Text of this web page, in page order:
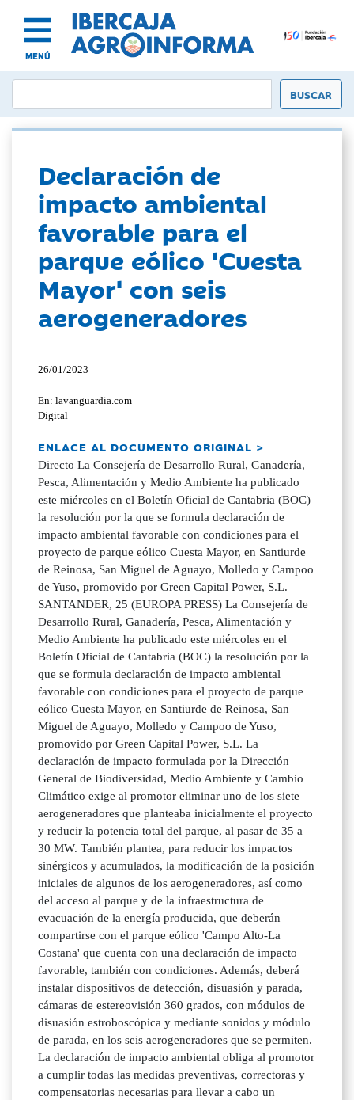
MENÚ
Declaración de
impacto ambiental
favorable para el
parque eólico 'Cuesta
Mayor' con seis
aerogeneradores
26/01/2023
En: lavanguardia.com
Digital
ENLACE AL DOCUMENTO ORIGINAL >
Directo La Consejería de Desarrollo Rural, Ganadería,
Pesca, Alimentación y Medio Ambiente ha publicado
este miércoles en el Boletín Oficial de Cantabria (BOC)
la resolución por la que se formula declaración de
impacto ambiental favorable con condiciones para el
proyecto de parque eólico Cuesta Mayor, en Santiurde
de Reinosa, San Miguel de Aguayo, Molledo y Campoo
de Yuso, promovido por Green Capital Power, S.L.
SANTANDER, 25 (EUROPA PRESS) La Consejería de
Desarrollo Rural, Ganadería, Pesca, Alimentación y
Medio Ambiente ha publicado este miércoles en el
Boletín Oficial de Cantabria (BOC) la resolución por la
que se formula declaración de impacto ambiental
favorable con condiciones para el proyecto de parque
eólico Cuesta Mayor, en Santiurde de Reinosa, San
Miguel de Aguayo, Molledo y Campoo de Yuso,
promovido por Green Capital Power, S.L. La
declaración de impacto formulada por la Dirección
General de Biodiversidad, Medio Ambiente y Cambio
Climático exige al promotor eliminar uno de los siete
aerogeneradores que planteaba inicialmente el proyecto
y reducir la potencia total del parque, al pasar de 35 a
30 MW. También plantea, para reducir los impactos
sinérgicos y acumulados, la modificación de la posición
iniciales de algunos de los aerogeneradores, así como
del acceso al parque y de la infraestructura de
evacuación de la energía producida, que deberán
compartirse con el parque eólico 'Campo Alto-La
Costana' que cuenta con una declaración de impacto
favorable, también con condiciones. Además, deberá
instalar dispositivos de detección, disuasión y parada,
cámaras de estereovisión 360 grados, con módulos de
disuasión estroboscópica y mediante sonidos y módulo
de parada, en los seis aerogeneradores que se permiten.
La declaración de impacto ambiental obliga al promotor
a cumplir todas las medidas preventivas, correctoras y
compensatorias necesarias para llevar a cabo un